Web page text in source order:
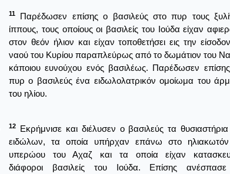
11
Παρέδωσεν επίσης ο βασιλεύς στο πυρ τους
ίππους, τους οποίους οι βασιλείς του Ιούδα είχαν
στον θεόν ήλιον και είχαν τοποθετήσει εις την
ναού του Κυρίου παραπλεύρως από το δωμάτιον του
κάποιου ευνούχου ενός βασιλέως. Παρέδωσεν
πυρ ο βασιλεύς ένα ειδωλολατρικόν ομοίωμα του
του ηλίου.
12
Εκρήμνισε και διέλυσεν ο βασιλεύς τα
ειδώλων, τα οποία υπήρχαν επάνω στο
υπερώου του Αχαζ και τα οποία είχαν
διάφοροι βασιλείς του Ιούδα. Επίσης